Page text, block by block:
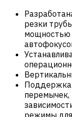
резки
мощностью
Поддержка
перемычек,
режимы для